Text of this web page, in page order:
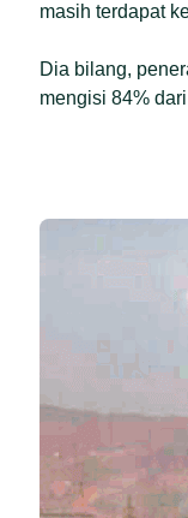
masih terdapat
Dia bilang,
mengisi 84%